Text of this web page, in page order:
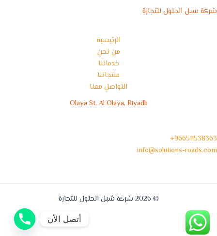
شركة سبل الحلول للتجارة
الرئيسية
من نحن
خدماتنا
منتجاتنا
التواصل معنا
Olaya St, Al Olaya, Riyadh
966511538363+
info@solutions-roads.com
© 2026 شركة سُبل الحلول للتجارة
أتصل الأن